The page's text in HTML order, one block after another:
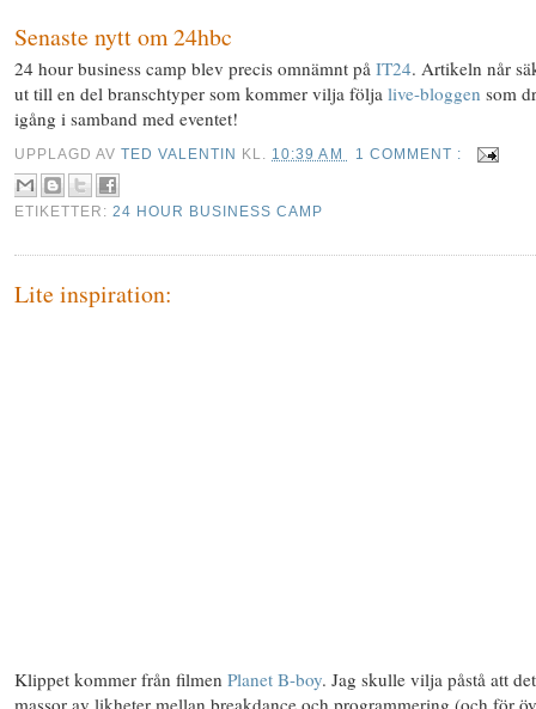
Senaste nytt om 24hbc
24 hour business camp blev precis omnämnt på IT24. Artikeln når
ut till en del branschtyper som kommer vilja följa live-bloggen som
igång i samband med eventet!
UPPLAGD AVTED VALENTIN KL. 10:39 AM 1 COMMENT :
ETIKETTER:24 HOUR BUSINESS CAMP
Lite inspiration:
Klippet kommer från filmen Planet B-boy. Jag skulle vilja påstå att